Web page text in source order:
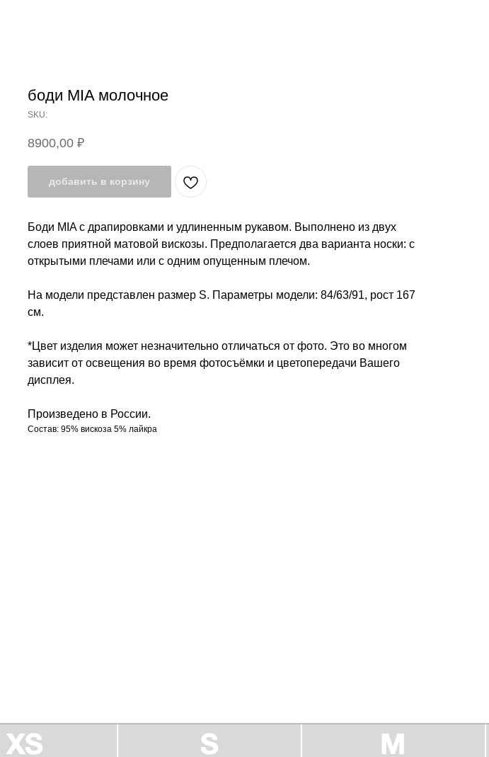
боди MIA молочное
SKU:
8900,00 ₽
добавить в корзину
Боди MIA с драпировками и удлиненным рукавом. Выполнено из двух
слоев приятной матовой вискозы. Предполагается два варианта носки: с
открытыми плечами или с одним опущенным плечом.
На модели представлен размер S. Параметры модели: 84/63/91, рост 167
см.
*Цвет изделия может незначительно отличаться от фото. Это во многом
зависит от освещения во время фотосъёмки и цветопередачи Вашего
дисплея.
Произведено в России.
Состав: 95% вискоза 5% лайкра